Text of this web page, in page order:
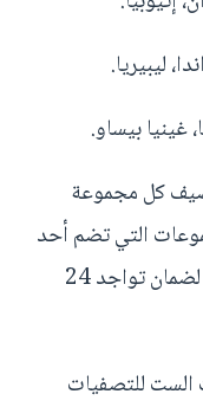
كل مجموعة
التي تضم أحد
الدول المستضيفة بطاقة تأهل إضافية لضمان تواجد 24
الست للتصفيات